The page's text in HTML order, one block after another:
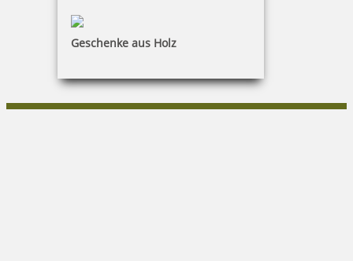
Geschenke aus Holz
Schaffarzyk GmbH
Heike Schaffarzyk
038293/16567